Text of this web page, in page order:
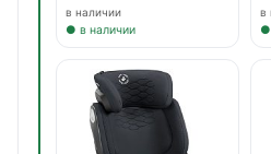
в наличии
● в наличии
в
●